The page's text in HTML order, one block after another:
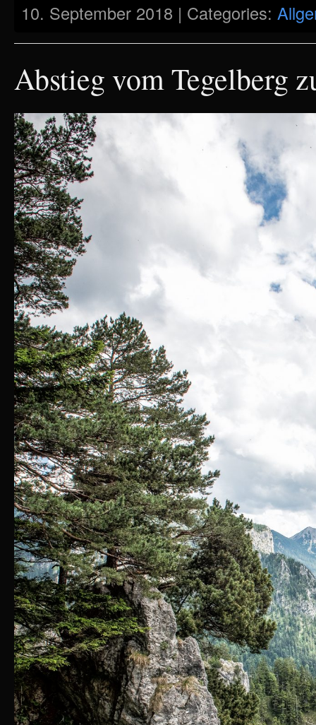
10. September 2018 | Categories:
Abstieg vom Tegelberg